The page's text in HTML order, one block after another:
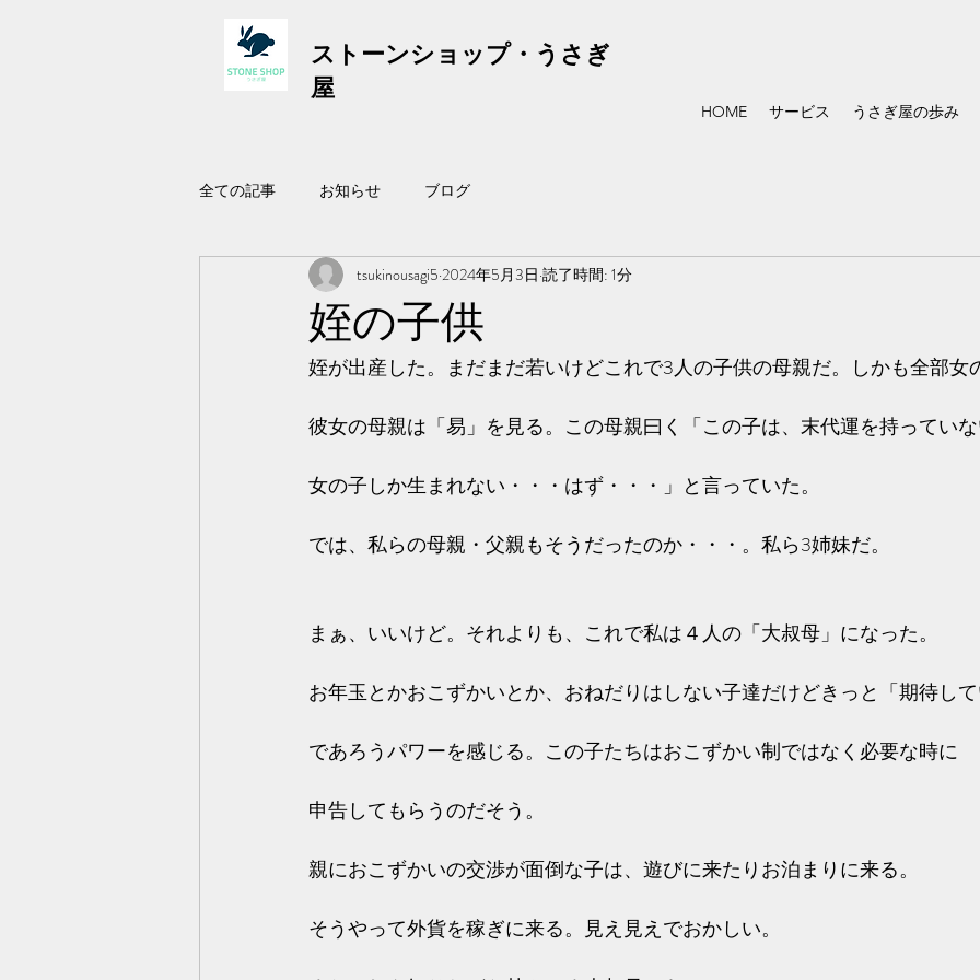
ストーンショップ・うさぎ
屋
HOME サービス うさぎ屋の歩み
全ての記事 お知らせ ブログ
姪の子供
tsukinousagi5 2024年5月3日 読了時間: 1分
姪が出産した。まだまだ若いけどこれで3人の子供の母親だ。しかも全部女
彼女の母親は「易」を見る。この母親曰く「この子は、末代運を持ってい
女の子しか生まれない・・・はず・・・」と言っていた。
では、私らの母親・父親もそうだったのか・・・。私ら3姉妹だ。
まぁ、いいけど。それよりも、これで私は４人の「大叔母」になった。
お年玉とかおこずかいとか、おねだりはしない子達だけどきっと「期待し
であろうパワーを感じる。この子たちはおこずかい制ではなく必要な時に
申告してもらうのだそう。
親におこずかいの交渉が面倒な子は、遊びに来たりお泊まりに来る。
そうやって外貨を稼ぎに来る。見え見えでおかしい。